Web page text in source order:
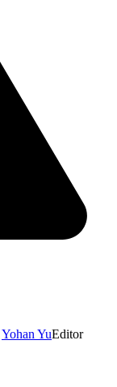
Yohan YuEditor